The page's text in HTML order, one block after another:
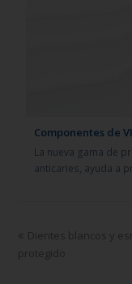
Componentes de
La nueva gama de
anticaries, ayuda a
Dientes blancos y
protegido